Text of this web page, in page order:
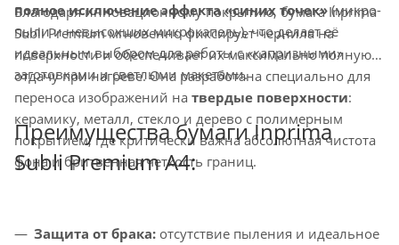
полное исключение эффекта «синих точек»(микро-
пыли и невысохших микрокапель), что делает её
идеальным выбором для работы с «капризными»
заготовками и светлыми макетами.
Благодаря инновационному покрытию, бумага Inprima
Subli Premium мгновенно фиксирует чернила на
поверхности и обеспечивает их максимально полную
отдачу при нагреве. Она разработана специально для
переноса изображений на твердые поверхности:
керамику, металл, стекло и дерево с полимерным
покрытием, где критически важна абсолютная чистота
фона и бритвенная четкость границ.
Преимущества бумаги Inprima
Subli Premium A4:
Защита от брака: отсутствие пыления и идеальное